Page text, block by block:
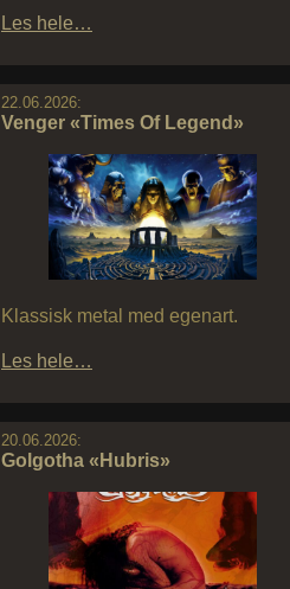
Les hele…
22.06.2026:
Venger «Times Of Legend»
Klassisk metal med egenart.
Les hele…
20.06.2026:
Golgotha «Hubris»